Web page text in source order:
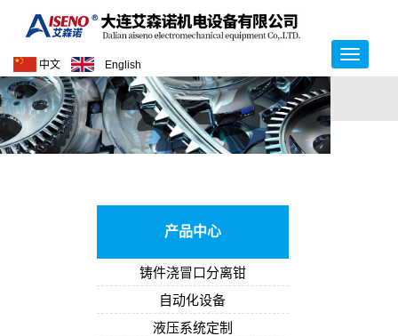
中文 English
产品中心
铸件浇冒口分离钳
自动化设备
液压系统定制